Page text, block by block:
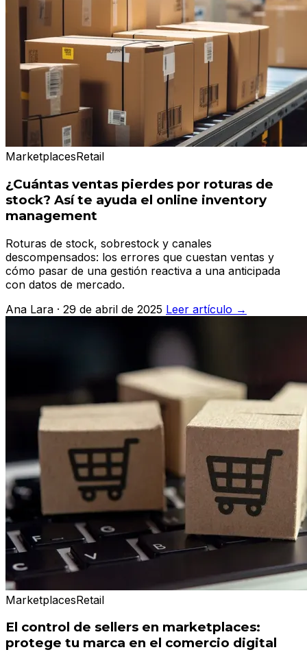
MarketplacesRetail
¿Cuántas ventas pierdes por roturas de
stock? Así te ayuda el online inventory
management
Roturas de stock, sobrestock y canales
descompensados: los errores que cuestan ventas y
cómo pasar de una gestión reactiva a una anticipada
con datos de mercado.
Ana Lara · 29 de abril de 2025 Leer artículo →
MarketplacesRetail
El control de sellers en marketplaces:
protege tu marca en el comercio digital